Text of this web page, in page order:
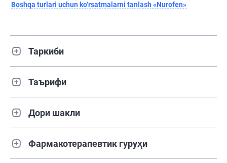
Boshqa turlari uchun ko‘rsatmalarni tanlash «Nurofen»
Таркиби
Таърифи
Дори шакли
Фармакотерапевтик гуруҳи